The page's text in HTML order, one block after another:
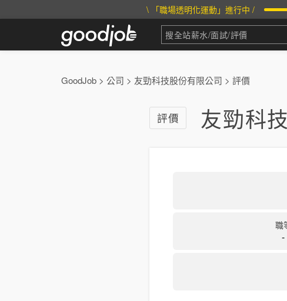
\ 「職場透明化運動」進行中 /
GoodJob > 公司 > 友勁科技股份有限公司 > 評價
評價 友勁科
職
-